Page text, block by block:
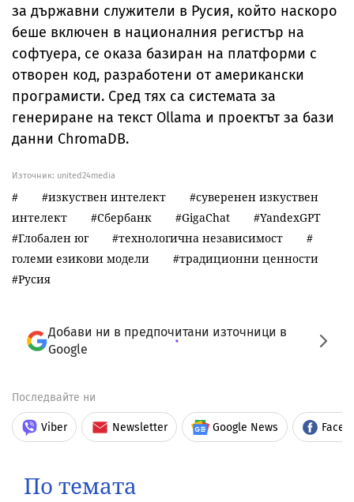
за държавни служители в Русия, който наскоро
беше включен в националния регистър на
софтуера, се оказа базиран на платформи с
отворен код, разработени от американски
програмисти. Сред тях са системата за
генериране на текст Ollama и проектът за бази
данни ChromaDB.
Източник: united24media
изкуствен интелект
суверенен изкуствен
интелект
Сбербанк GigaChat
YandexGPT
Глобален юг
технологична независимост
големи езикови модели
традиционни ценности
Русия
Добави ни в предпочитани източници в
Google
Последвайте ни
Viber Newsletter Google News
По темата